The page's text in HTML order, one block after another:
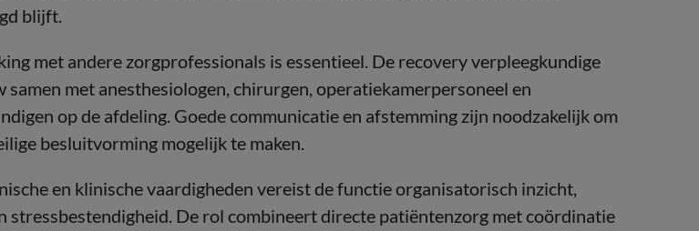
blijft.
met andere zorgprofessionals is essentieel. De recovery verpleegkundige
samen met anesthesiologen, chirurgen, operatiekamerpersoneel en
op de afdeling. Goede communicatie en afstemming zijn noodzakelijk om
besluitvorming mogelijk te maken.
en klinische vaardigheden vereist de functie organisatorisch inzicht,
stressbestendigheid. De rol combineert directe patiëntenzorg met coördinatie